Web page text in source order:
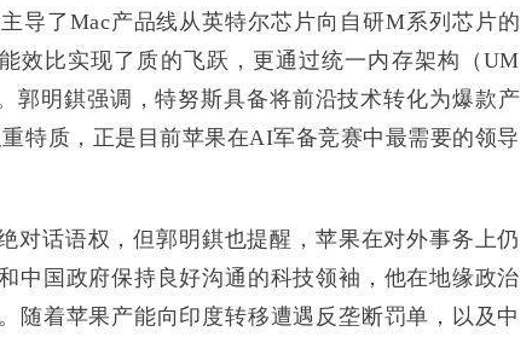
导了Mac产品线从英特尔芯片向自研M系列芯片的
效比实现了质的飞跃，更通过统一内存架构（UM
郭明錤强调，特努斯具备将前沿技术转化为爆款产
特质，正是目前苹果在AI军备竞赛中最需要的领导
对话语权，但郭明錤也提醒，苹果在对外事务上仍
中国政府保持良好沟通的科技领袖，他在地缘政治
随着苹果产能向印度转移遭遇反垄断罚单，以及中